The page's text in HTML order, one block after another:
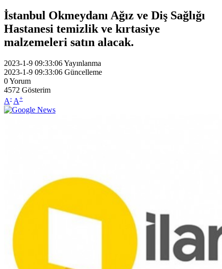
İstanbul Okmeydanı Ağız ve Diş Sağlığı
Hastanesi temizlik ve kırtasiye
malzemeleri satın alacak.
2023-1-9 09:33:06Yayınlanma
2023-1-9 09:33:06 Güncelleme
0Yorum
4572 Gösterim
A- A+